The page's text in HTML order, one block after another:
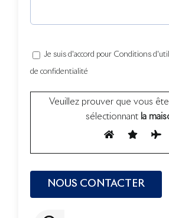
Je suis d'accord pour Conditions
de confidentialité
Veuillez prouver que vous
sélectionnantla